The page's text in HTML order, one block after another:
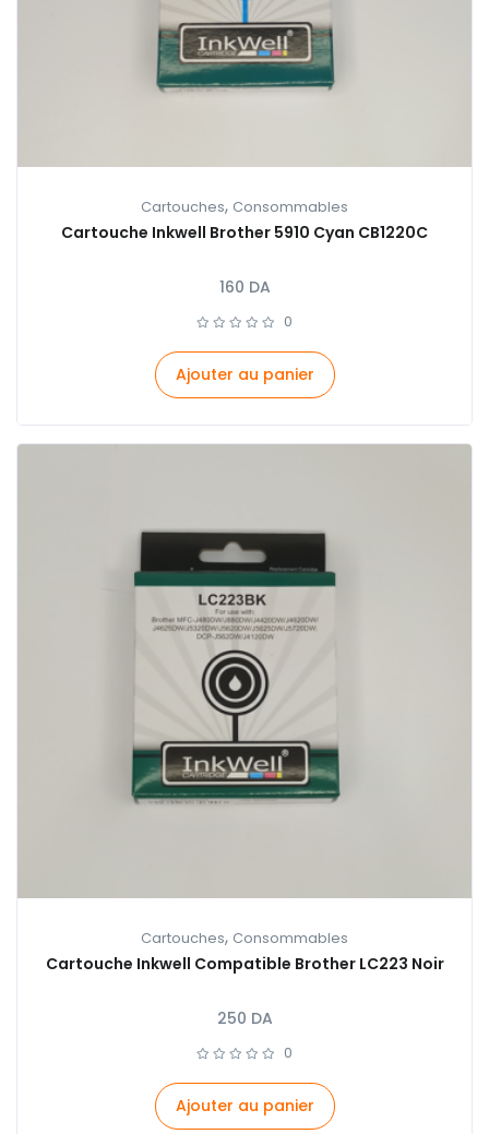
Cartouches, Consommables
Cartouche Inkwell Brother 5910 Cyan CB1220C
160 DA
0
Ajouter au panier
Cartouches, Consommables
Cartouche Inkwell Compatible Brother LC223 Noir
250 DA
0
Ajouter au panier